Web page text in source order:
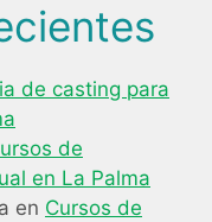
de casting para
de
en La Palma
en Cursos de